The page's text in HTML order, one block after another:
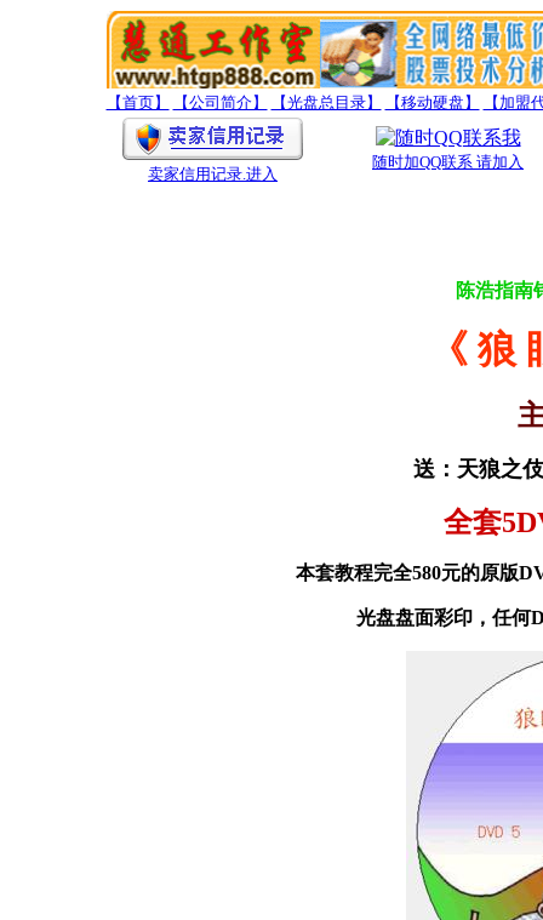
【首页】 【公司简介】 【光盘总目录】 【移动硬盘】 【加盟
卖家信用记录.进入
随时加QQ联系 请加入
陈浩指南
《 狼
送：天狼之
全套
本套教程完全580元的原版
光盘盘面彩印，任何